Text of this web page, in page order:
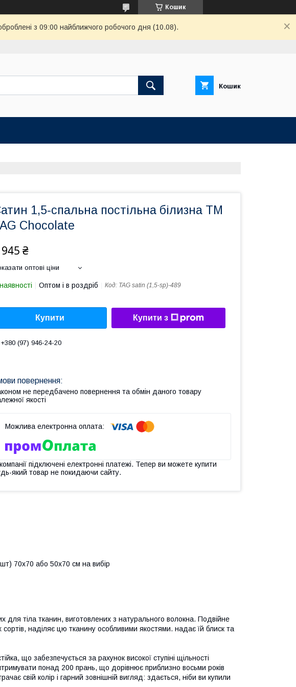
Кошик
з 09:00 найближчого робочого дня (10.08).
Кошик
1,5-спальна постільна білизна ТМ
Chocolate
₴
оптові ціни
Оптом і в роздріб Код: TAG satin (1,5-sp)-489
Купити Купити з
+380 (97) 946-24-20
не передбачено повернення та обмін даного товару
якості
підключені електронні платежі. Тепер ви можете купити
який товар не покидаючи сайту.
70x70 або 50х70 см на вибір
тіла тканин, виготовлених з натурального волокна. Подвійне
наділяє цю тканину особливими якостями. надає їй блиск та
що забезпечується за рахунок високої ступіні щільності
понад 200 прань, що дорівнює приблизно восьми років
свій колір і гарний зовнішній вигляд: здається, ніби ви купили